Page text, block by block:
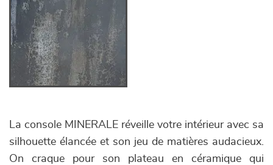
La console MINERALE réveille votre intérieur avec sa
silhouette élancée et son jeu de matières audacieux.
On craque pour son plateau en céramique qui